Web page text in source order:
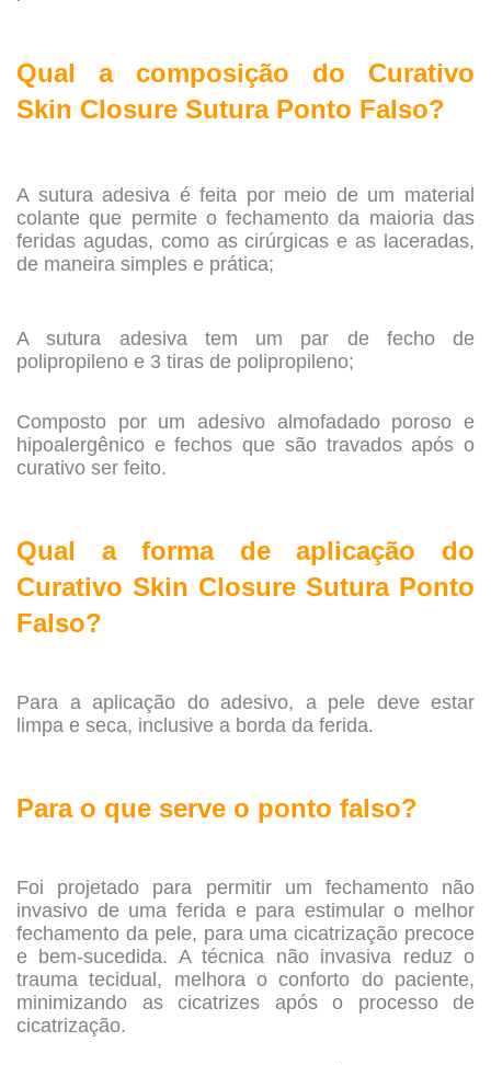
Qual a composição do Curativo
Skin Closure Sutura Ponto Falso?
A sutura adesiva é feita por meio de um material
colante que permite o fechamento da maioria das
feridas agudas, como as cirúrgicas e as laceradas,
de maneira simples e prática;
A sutura adesiva tem um par de fecho de
polipropileno e 3 tiras de polipropileno;
Composto por um adesivo almofadado poroso e
hipoalergênico e fechos que são travados após o
curativo ser feito.
Qual a forma de aplicação do
Curativo Skin Closure Sutura Ponto
Falso?
Para a aplicação do adesivo, a pele deve estar
limpa e seca, inclusive a borda da ferida.
Para o que serve o ponto falso?
Foi projetado para permitir um fechamento não
invasivo de uma ferida e para estimular o melhor
fechamento da pele, para uma cicatrização precoce
e bem-sucedida. A técnica não invasiva reduz o
trauma tecidual, melhora o conforto do paciente,
minimizando as cicatrizes após o processo de
cicatrização.